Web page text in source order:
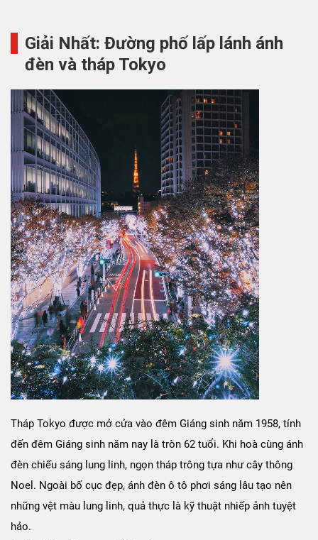
Giải Nhất: Đường phố lấp lánh ánh
đèn và tháp Tokyo
Tháp Tokyo được mở cửa vào đêm Giáng sinh năm 1958, tính
đến đêm Giáng sinh năm nay là tròn 62 tuổi. Khi hoà cùng ánh
đèn chiếu sáng lung linh, ngọn tháp trông tựa như cây thông
Noel. Ngoài bố cục đẹp, ánh đèn ô tô phơi sáng lâu tạo nên
những vệt màu lung linh, quả thực là kỹ thuật nhiếp ảnh tuyệt
hảo.